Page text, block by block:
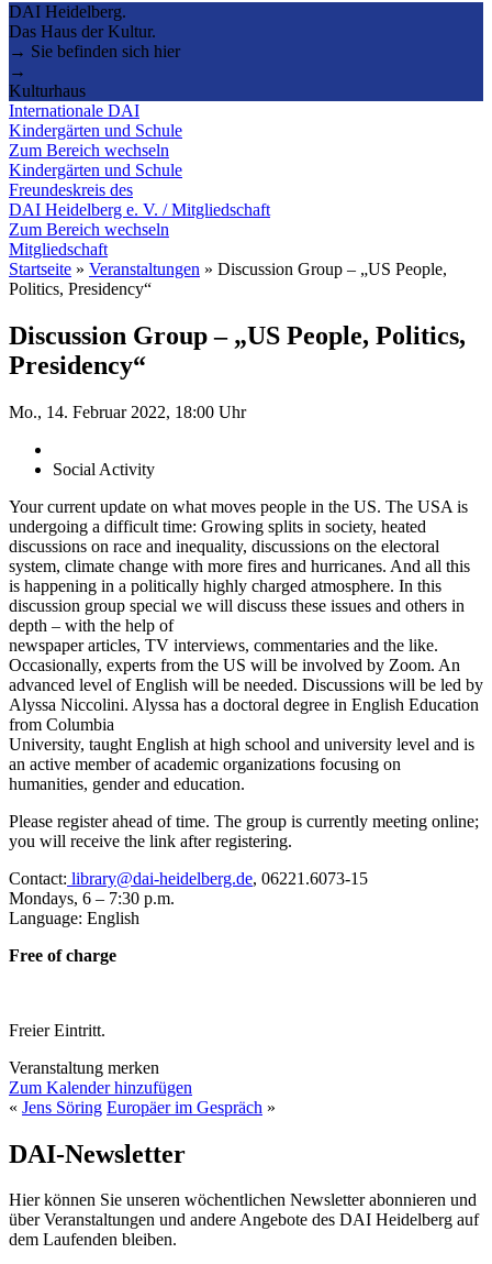
DAI Heidelberg.
Das Haus der Kultur.
→ Sie befinden sich hier
→
Kulturhaus
Internationale DAI
Kindergärten und Schule
Zum Bereich wechseln
Kindergärten und Schule
Freundeskreis des
DAI Heidelberg e. V. / Mitgliedschaft
Zum Bereich wechseln
Mitgliedschaft
Startseite » Veranstaltungen » Discussion Group – „US People,
Politics, Presidency“
Discussion Group – „US People, Politics,
Presidency“
Mo., 14. Februar 2022, 18:00 Uhr
Social Activity
Your current update on what moves people in the US. The USA is
undergoing a difficult time: Growing splits in society, heated
discussions on race and inequality, discussions on the electoral
system, climate change with more fires and hurricanes. And all this
is happening in a politically highly charged atmosphere. In this
discussion group special we will discuss these issues and others in
depth – with the help of
newspaper articles, TV interviews, commentaries and the like.
Occasionally, experts from the US will be involved by Zoom. An
advanced level of English will be needed. Discussions will be led by
Alyssa Niccolini. Alyssa has a doctoral degree in English Education
from Columbia
University, taught English at high school and university level and is
an active member of academic organizations focusing on
humanities, gender and education.
Please register ahead of time. The group is currently meeting online;
you will receive the link after registering.
Contact: library@dai-heidelberg.de, 06221.6073-15
Mondays, 6 – 7:30 p.m.
Language: English
Free of charge
Freier Eintritt.
Veranstaltung merken
Zum Kalender hinzufügen
« Jens Söring Europäer im Gespräch »
DAI-Newsletter
Hier können Sie unseren wöchentlichen Newsletter abonnieren und
über Veranstaltungen und andere Angebote des DAI Heidelberg auf
dem Laufenden bleiben.